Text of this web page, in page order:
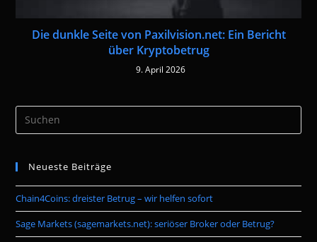
Die dunkle Seite von Paxilvision.net: Ein Bericht
über Kryptobetrug
9. April 2026
the
Neueste Beiträge
Chain4Coins: dreister Betrug – wir helfen sofort
Sage Markets (sagemarkets.net): seriöser Broker oder Betrug?